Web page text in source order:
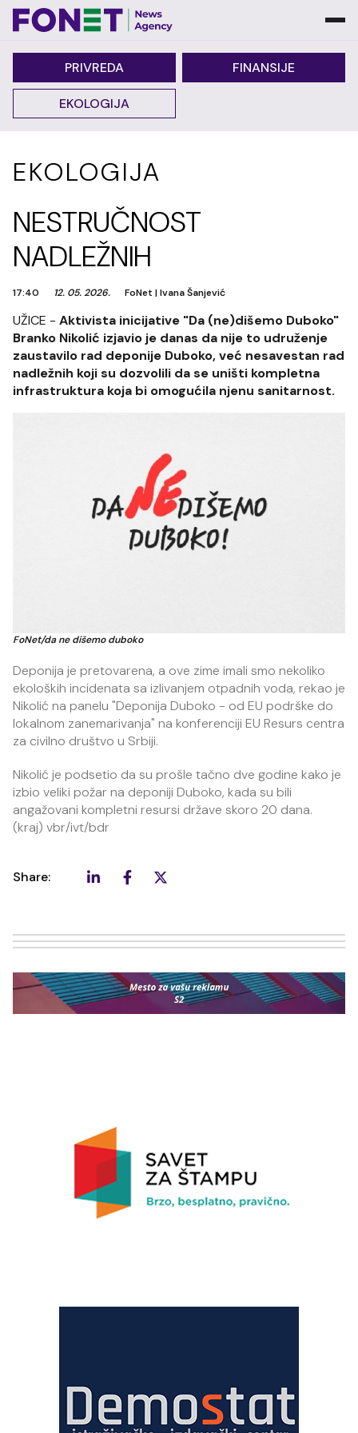
PRIVREDA FINANSIJE
EKOLOGIJA
EKOLOGIJA
NESTRUČNOST
NADLEŽNIH
17:40 12. 05. 2026. FoNet |Ivana Šanjević
UŽICE - Aktivista inicijative "Da (ne)dišemo Duboko"
Branko Nikolić izjavio je danas da nije to udruženje
zaustavilo rad deponije Duboko, već nesavestan rad
nadležnih koji su dozvolili da se uništi kompletna
infrastruktura koja bi omogućila njenu sanitarnost.
FoNet/da ne dišemo duboko
Deponija je pretovarena, a ove zime imali smo nekoliko
ekoloških incidenata sa izlivanjem otpadnih voda, rekao je
Nikolić na panelu "Deponija Duboko - od EU podrške do
lokalnom zanemarivanja" na konferenciji EU Resurs centra
za civilno društvo u Srbiji.
Nikolić je podsetio da su prošle tačno dve godine kako je
izbio veliki požar na deponiji Duboko, kada su bili
angažovani kompletni resursi države skoro 20 dana.
(kraj) vbr/ivt/bdr
Share: